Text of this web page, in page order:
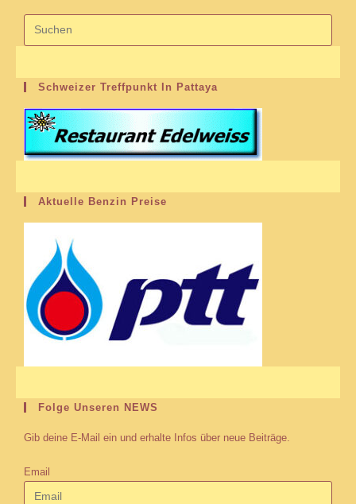
Schweizer Treffpunkt In Pattaya
Aktuelle Benzin Preise
Folge Unseren NEWS
Gib deine E-Mail ein und erhalte Infos über neue Beiträge.
Email